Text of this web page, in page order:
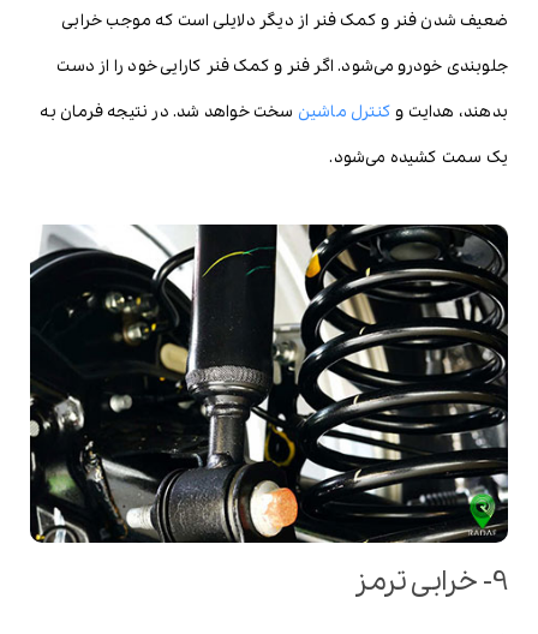
ضعیف شدن فنر و کمک فنر از دیگر دلایلی است که موجب خرابی
جلوبندی خودرو می‌شود. اگر فنر و کمک فنر کارایی خود را از دست
بدهند، هدایت و کنترل ماشین سخت خواهد شد. در نتیجه فرمان به
یک سمت کشیده می‌شود.
9- خرابی ترمز